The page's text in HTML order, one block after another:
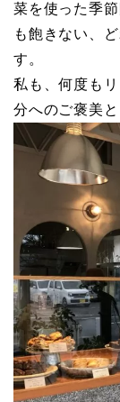
菜を使った季
も飽きない、
す。
私も、何度も
分へのご褒美